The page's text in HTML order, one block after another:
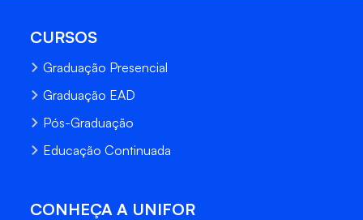
CURSOS
Graduação Presencial
Graduação EAD
Pós-Graduação
Educação Continuada
CONHEÇA A UNIFOR